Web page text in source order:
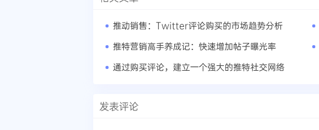
推动销售：Twitter评论购买的市场趋势分析
推特营销高手养成记：快速增加帖子曝光率
通过购买评论，建立一个强大的推特社交网络
发表评论